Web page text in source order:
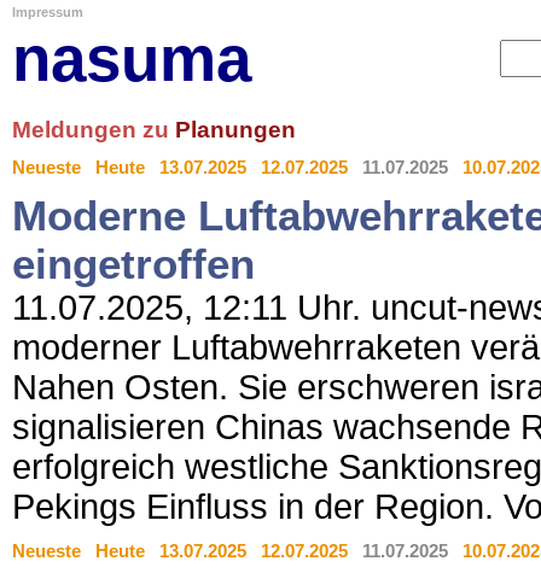
Impressum
nasuma
Meldungen zu Planungen
Neueste Heute 13.07.2025 12.07.2025 11.07.2025
Moderne
eingetroffen
11.07.2025, 12:11 Uhr. uncut-
moderner Luftabwehrraketen
Nahen Osten. Sie erschweren
signalisieren Chinas wachsende
erfolgreich westliche
Pekings Einfluss in der Region.
Neueste Heute 13.07.2025 12.07.2025 11.07.2025